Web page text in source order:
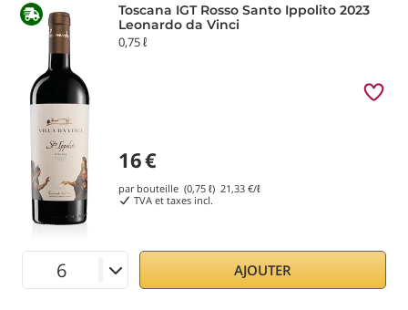
Toscana IGT Rosso Santo Ippolito 2023
Leonardo da Vinci
0,75 ℓ
16€
par bouteille (0,75 ℓ) 21,33 €/ℓ
TVA et taxes incl.
AJOUTER